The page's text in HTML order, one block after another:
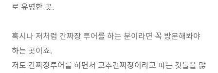
로 유명한 곳.
혹시나 저처럼 간짜장 투어를 하는 분이라면 꼭 방문해봐야
하는 곳이죠.
저도 간짜장투어를 하면서 고추간짜장이라고 파는 것들을 많